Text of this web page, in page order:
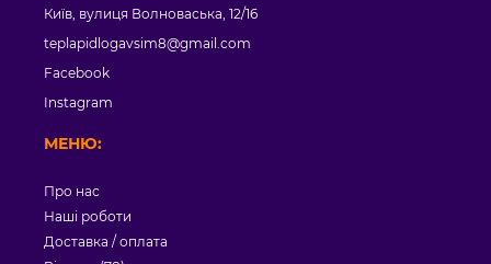
МЕНЮ:
Про нас
Наші роботи
Доставка / оплата
Київ, вулиця Волноваська, 12/16
teplapidlogavsim8@gmail.com
Facebook
Instagram